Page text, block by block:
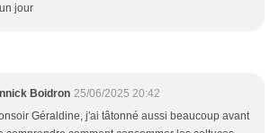
jour
Boidron 25/06/2025 20:42
Géraldine, j'ai tâtonné aussi beaucoup avant